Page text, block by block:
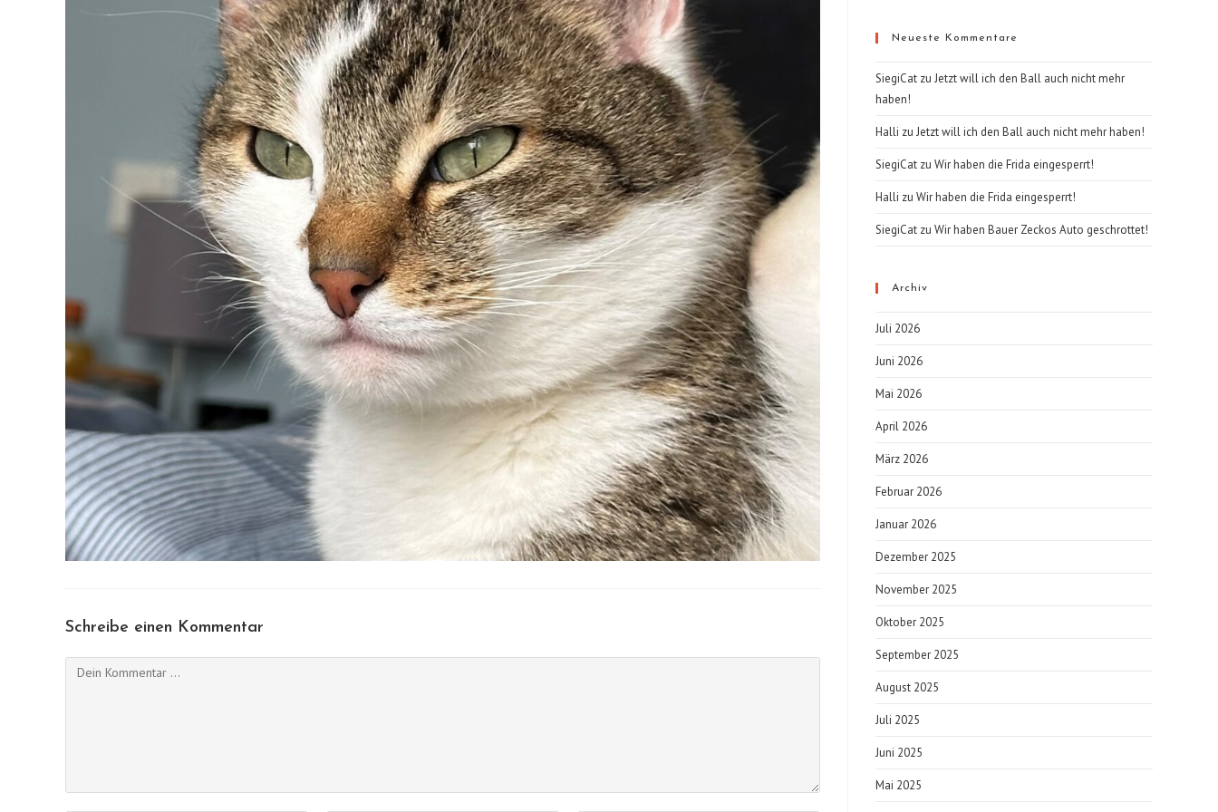
Schreibe einen Kommentar
Kommentieren
Neueste Kommentare
SiegiCat zu Jetzt will ich den Ball auch nicht mehr
haben!
Halli zu Jetzt will ich den Ball auch nicht mehr haben!
SiegiCat zu Wir haben die Frida eingesperrt!
Halli zu Wir haben die Frida eingesperrt!
SiegiCat zu Wir haben Bauer Zeckos Auto geschrottet!
Archiv
Juli 2026
Juni 2026
Mai 2026
April 2026
März 2026
Februar 2026
Januar 2026
Dezember 2025
November 2025
Oktober 2025
September 2025
August 2025
Juli 2025
Juni 2025
Mai 2025